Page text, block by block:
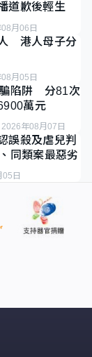
道歉後輕生
月06日
港人母子分
月05日
騙陷阱 分81次
萬元
2026年08月07日
誤殺及虐兒判
同類案最惡劣
日